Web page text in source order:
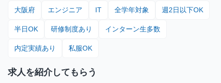
大阪府 エンジニア IT 全学年対象 週2日以下OK
半日OK 研修制度あり インターン生多数
内定実績あり 私服OK
求人を紹介してもらう